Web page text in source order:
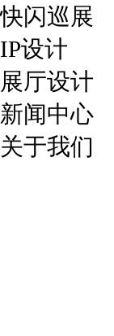
快闪巡展
IP设计
展厅设计
新闻中心
关于我们